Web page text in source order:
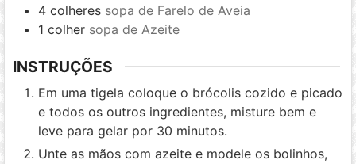
4 colheres sopa de Farelo de Aveia
1 colher sopa de Azeite
INSTRUÇÕES
Em uma tigela coloque o brócolis cozido e picado
e todos os outros ingredientes, misture bem e
leve para gelar por 30 minutos.
Unte as mãos com azeite e modele os bolinhos,